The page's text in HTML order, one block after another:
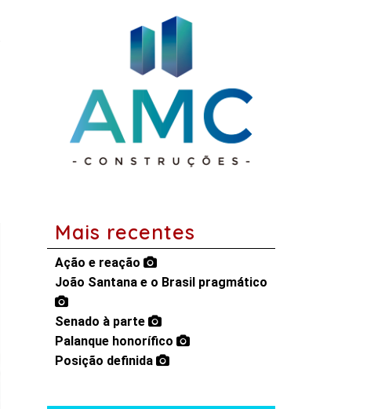
Mais recentes
Ação e reação
João Santana e o Brasil pragmático
Senado à parte
Palanque honorífico
Posição definida